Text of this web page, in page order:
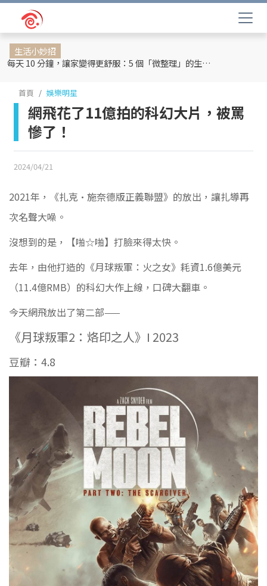
生活小妙招
每天 10 分鐘，讓家變得更舒服：5 個「微整理」的生活提案
首頁 娛樂明星
網飛花了11億拍的科幻大片，被罵
慘了！
2024/04/21
2021年，
《扎克·施奈德版正義聯盟》的放出，讓扎導再
次名聲大噪。
沒想到的是，【啪☆啪】打臉來得太快。
去年，由他打造的《月球叛軍：火之女》 耗資1.6億美元
（11.4億RMB）的科幻大作上線，口碑大翻車。
今天網飛放出了第二部——
《月球叛軍2：烙印之人》 I 2023
豆瓣：4.8